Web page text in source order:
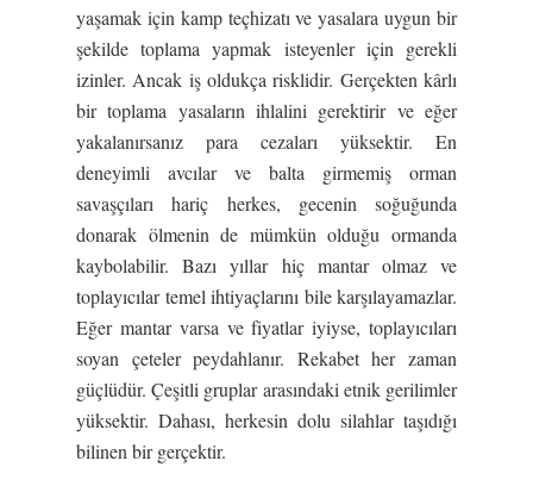
yaşamak için kamp teçhizatı ve yasalara uygun bir
şekilde toplama yapmak isteyenler için gerekli
izinler. Ancak iş oldukça risklidir. Gerçekten kârlı
bir toplama yasaların ihlalini gerektirir ve eğer
yakalanırsanız para cezaları yüksektir. En
deneyimli avcılar ve balta girmemiş orman
savaşçıları hariç herkes, gecenin soğuğunda
donarak ölmenin de mümkün olduğu ormanda
kaybolabilir. Bazı yıllar hiç mantar olmaz ve
toplayıcılar temel ihtiyaçlarını bile karşılayamazlar.
Eğer mantar varsa ve fiyatlar iyiyse, toplayıcıları
soyan çeteler peydahlanır. Rekabet her zaman
güçlüdür. Çeşitli gruplar arasındaki etnik gerilimler
yüksektir. Dahası, herkesin dolu silahlar taşıdığı
bilinen bir gerçektir.